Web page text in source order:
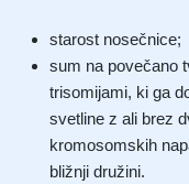
starost nosečnice;
sum na povečano
trisomijami, ki ga
svetline z ali brez
kromosomskih
bližnji družini.